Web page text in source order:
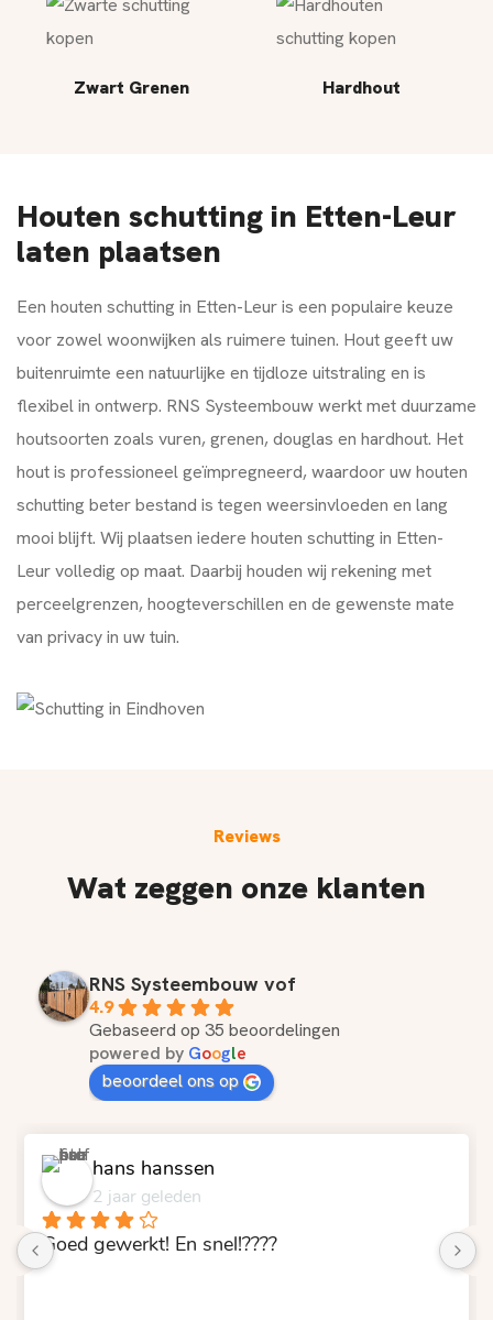
Zwart Grenen Hardhout
Houten schutting in Etten-Leur
laten plaatsen
Een houten schutting in Etten-Leur is een populaire keuze
voor zowel woonwijken als ruimere tuinen. Hout geeft uw
buitenruimte een natuurlijke en tijdloze uitstraling en is
flexibel in ontwerp. RNS Systeembouw werkt met duurzame
houtsoorten zoals vuren, grenen, douglas en hardhout. Het
hout is professioneel geïmpregneerd, waardoor uw houten
schutting beter bestand is tegen weersinvloeden en lang
mooi blijft. Wij plaatsen iedere houten schutting in Etten-
Leur volledig op maat. Daarbij houden wij rekening met
perceelgrenzen, hoogteverschillen en de gewenste mate
van privacy in uw tuin.
Reviews
Wat zeggen onze klanten
RNS Systeembouw vof
4.9
Gebaseerd op 35 beoordelingen
powered by Google
beoordeel ons op
hans hanssen
2 jaar geleden
Goed gewerkt! En snel!????